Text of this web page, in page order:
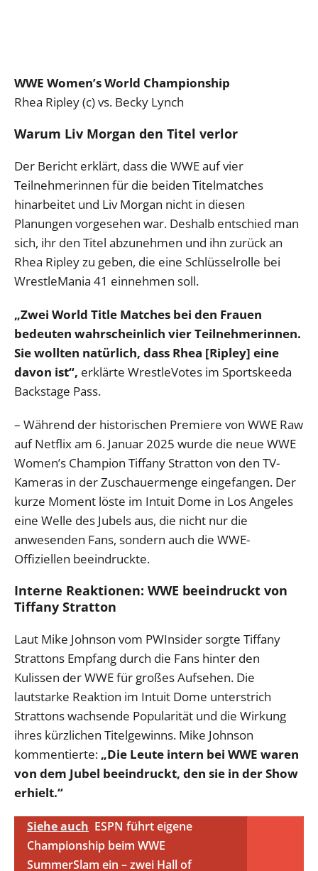
WWE Women’s World Championship
Rhea Ripley (c) vs. Becky Lynch
Warum Liv Morgan den Titel verlor
Der Bericht erklärt, dass die WWE auf vier
Teilnehmerinnen für die beiden Titelmatches
hinarbeitet und Liv Morgan nicht in diesen
Planungen vorgesehen war. Deshalb entschied man
sich, ihr den Titel abzunehmen und ihn zurück an
Rhea Ripley zu geben, die eine Schlüsselrolle bei
WrestleMania 41 einnehmen soll.
„Zwei World Title Matches bei den Frauen
bedeuten wahrscheinlich vier Teilnehmerinnen.
Sie wollten natürlich, dass Rhea [Ripley] eine
davon ist“, erklärte WrestleVotes im Sportskeeda
Backstage Pass.
– Während der historischen Premiere von WWE Raw
auf Netflix am 6. Januar 2025 wurde die neue WWE
Women’s Champion Tiffany Stratton von den TV-
Kameras in der Zuschauermenge eingefangen. Der
kurze Moment löste im Intuit Dome in Los Angeles
eine Welle des Jubels aus, die nicht nur die
anwesenden Fans, sondern auch die WWE-
Offiziellen beeindruckte.
Interne Reaktionen: WWE beeindruckt von
Tiffany Stratton
Laut Mike Johnson vom PWInsider sorgte Tiffany
Strattons Empfang durch die Fans hinter den
Kulissen der WWE für großes Aufsehen. Die
lautstarke Reaktion im Intuit Dome unterstrich
Strattons wachsende Popularität und die Wirkung
ihres kürzlichen Titelgewinns. Mike Johnson
kommentierte: „Die Leute intern bei WWE waren
von dem Jubel beeindruckt, den sie in der Show
erhielt.“
Siehe auch ESPN führt eigene
Championship beim WWE
SummerSlam ein – zwei Hall of